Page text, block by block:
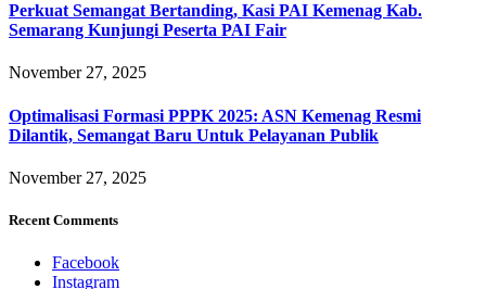
Perkuat Semangat Bertanding, Kasi PAI Kemenag Kab.
Semarang Kunjungi Peserta PAI Fair
November 27, 2025
Optimalisasi Formasi PPPK 2025: ASN Kemenag Resmi
Dilantik, Semangat Baru Untuk Pelayanan Publik
November 27, 2025
Recent Comments
Facebook
Instagram